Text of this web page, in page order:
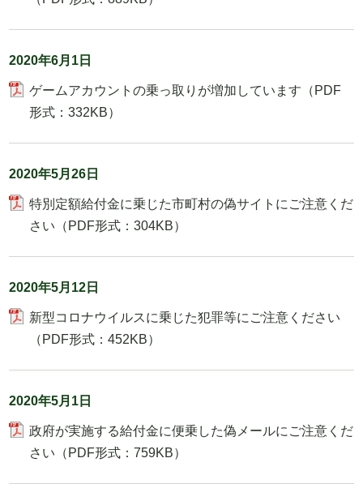
2020年6月1日
ゲームアカウントの乗っ取りが増加しています（PDF
形式：332KB）
2020年5月26日
特別定額給付金に乗じた市町村の偽サイトにご注意くだ
さい（PDF形式：304KB）
2020年5月12日
新型コロナウイルスに乗じた犯罪等にご注意ください
（PDF形式：452KB）
2020年5月1日
政府が実施する給付金に便乗した偽メールにご注意くだ
さい（PDF形式：759KB）